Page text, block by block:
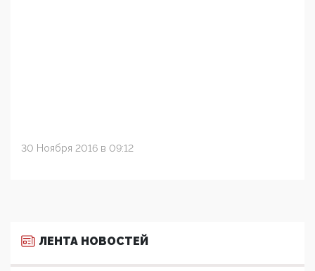
30 Ноября 2016 в 09:12
ЛЕНТА НОВОСТЕЙ